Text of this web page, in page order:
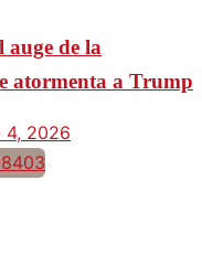
auge de la
atormenta a Trump
4, 2026